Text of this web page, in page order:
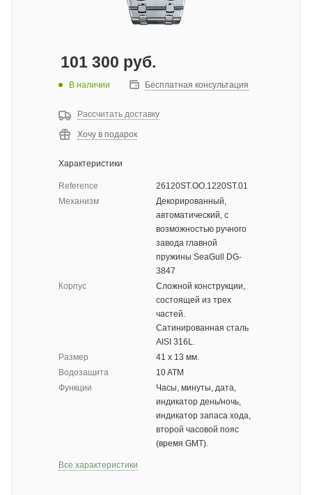
101 300 руб.
В наличии Бесплатная консультация
Рассчитать доставку
Хочу в подарок
Характеристики
Reference
26120ST.OO.1220ST.01
Механизм
Декорированный,
автоматический, с
возможностью ручного
завода главной
пружины SeaGull DG-
3847
Корпус
Сложной конструкции,
состоящей из трех
частей.
Сатинированная сталь
AISI 316L.
Размер
41 х 13 мм.
Водозащита
10 ATM
Функции
Часы, минуты, дата,
индикатор день/ночь,
индикатор запаса хода,
второй часовой пояс
(время GMT).
Все характеристики